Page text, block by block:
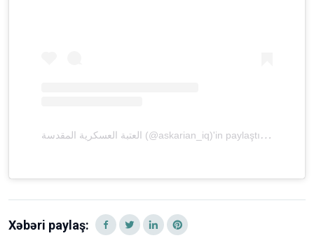
ا
لعتبة العسكرية المقدسة (@askarian_iq)'in paylaştığı bir gönderi
Xəbəri paylaş: